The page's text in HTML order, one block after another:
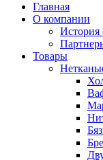
Главная
О компании
История
Товары